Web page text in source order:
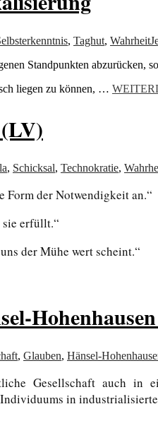
, Taghut, Wahrheit
Standpunkten
liegen zu können, …
, Schicksal, Technokratie,
Form der Notwendigkeit an.“
sie erfüllt.“
der Mühe wert scheint.“
, Glauben, Hänsel-
Gesellschaft auch in
in